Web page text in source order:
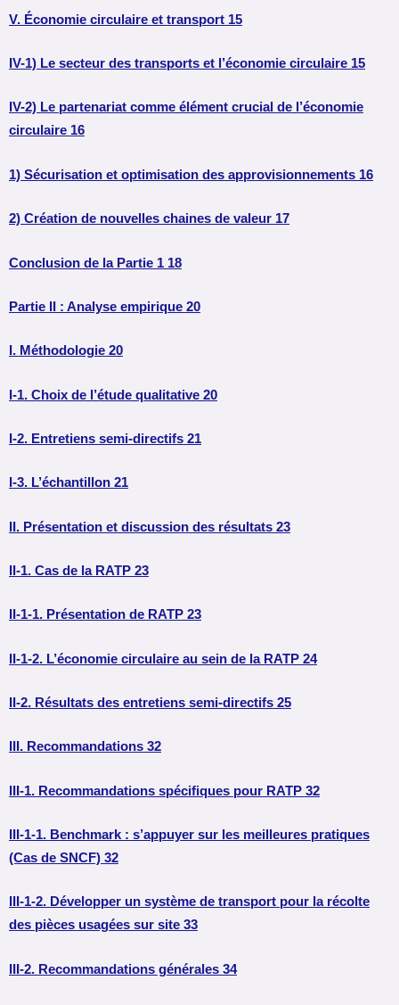
V. Économie circulaire et transport 15
IV-1) Le secteur des transports et l’économie circulaire 15
IV-2) Le partenariat comme élément crucial de l’économie
circulaire 16
1) Sécurisation et optimisation des approvisionnements 16
2) Création de nouvelles chaines de valeur 17
Conclusion de la Partie 1 18
Partie II : Analyse empirique 20
I. Méthodologie 20
I-1. Choix de l’étude qualitative 20
I-2. Entretiens semi-directifs 21
I-3. L’échantillon 21
II. Présentation et discussion des résultats 23
II-1. Cas de la RATP 23
II-1-1. Présentation de RATP 23
II-1-2. L’économie circulaire au sein de la RATP 24
II-2. Résultats des entretiens semi-directifs 25
III. Recommandations 32
III-1. Recommandations spécifiques pour RATP 32
III-1-1. Benchmark : s’appuyer sur les meilleures pratiques
(Cas de SNCF) 32
III-1-2. Développer un système de transport pour la récolte
des pièces usagées sur site 33
III-2. Recommandations générales 34